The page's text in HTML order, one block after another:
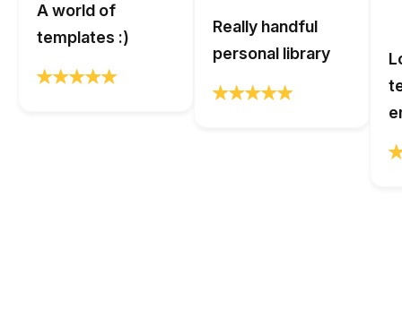
A world of
templates :)
Really handful
personal library